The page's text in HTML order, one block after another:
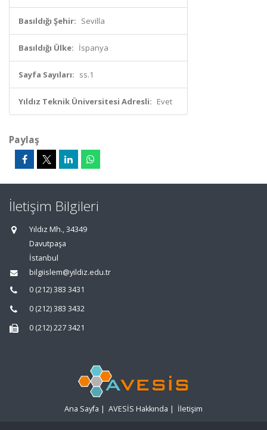
Basıldığı Şehir: Sevilla
Basıldığı Ülke: İspanya
Sayfa Sayıları: ss.1
Yıldız Teknik Üniversitesi Adresli: Evet
Paylaş
İletişim Bilgileri
Yıldız Mh., 34349
Davutpaşa
İstanbul
bilgiislem@yildiz.edu.tr
0 (212) 383 3431
0 (212) 383 3432
0 (212) 227 3421
Ana Sayfa | AVESİS Hakkında | İletişim